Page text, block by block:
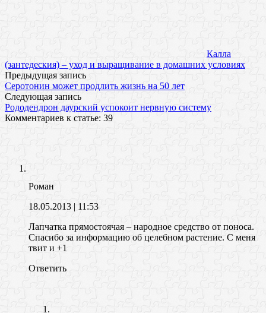
Калла
(зантедеския) – уход и выращивание в домашних условиях
Предыдущая запись
Серотонин может продлить жизнь на 50 лет
Следующая запись
Рододендрон даурский успокоит нервную систему
Комментариев к статье: 39
Роман
18.05.2013 | 11:53
Лапчатка прямостоячая – народное средство от поноса.
Спасибо за информацию об целебном растение. С меня
твит и +1
Ответить